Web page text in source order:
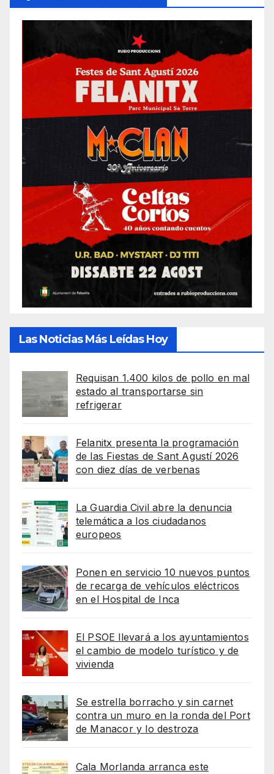
Las Noticias Más Leídas Hoy
Requisan 1.400 kilos de pollo en mal
estado al transportarse sin
refrigerar
Felanitx presenta la programación
de las Fiestas de Sant Agustí 2026
con diez días de verbenas
La Guardia Civil abre la denuncia
telemática a los ciudadanos
europeos
Ponen en servicio 10 nuevos puntos
de recarga de vehículos eléctricos
en el Hospital de Inca
El PSOE llevará a los ayuntamientos
el cambio de modelo turístico y de
vivienda
Se estrella borracho y sin carnet
contra un muro en la ronda del Port
de Manacor y lo destroza
Cala Morlanda arranca este